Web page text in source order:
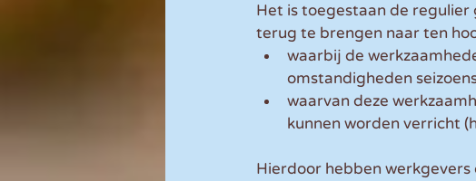
Het is toegestaan de
terug te brengen naar ten
waarbij de
omstandigheden
waarvan deze
kunnen worden verricht
Hierdoor hebben